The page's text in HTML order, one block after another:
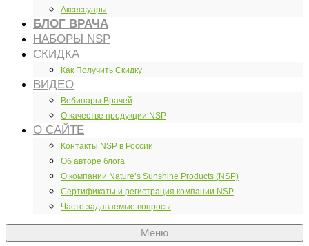
Аксессуары
БЛОГ ВРАЧА
НАБОРЫ NSP
СКИДКА
Как Получить Скидку
ВИДЕО
Вебинары Врачей
О качестве продукции NSP
О САЙТЕ
Контакты NSP в России
Об авторе блога
О компании Nature’s Sunshine Products (NSP)
Сертификаты и регистрация компании NSP
Часто задаваемые вопросы
Меню